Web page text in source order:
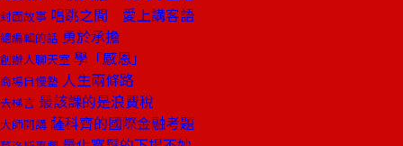
封面故事 唱跳之間 愛上講客語
總編輯的話 勇於承擔
創辦人聊天室 學「感恩」
商場自慢塾 人生兩條路
去梯言 最該課的是浪費稅
大師開講 薩科齊的國際金融考題